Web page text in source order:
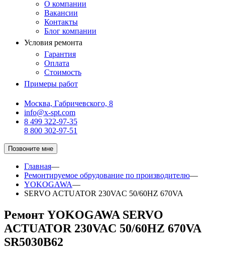
О компании
Вакансии
Контакты
Блог компании
Условия ремонта
Гарантия
Оплата
Стоимость
Примеры работ
Москва, Габричевского, 8
info@x-spt.com
8 499 322-97-35
8 800 302-97-51
Позвоните мне
Главная—
Ремонтируемое обрудование по производителю—
YOKOGAWA—
SERVO ACTUATOR 230VAC 50/60HZ 670VA
Ремонт YOKOGAWA SERVO
ACTUATOR 230VAC 50/60HZ 670VA
SR5030B62